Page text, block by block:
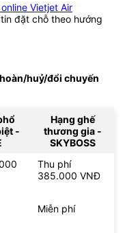
Vietjet Air
đặt chỗ theo hướng
huỷ/đổi chuyến
-
Hạng ghế
thương gia -
SKYBOSS
Thu phí
385.000 VNĐ
Miễn phí